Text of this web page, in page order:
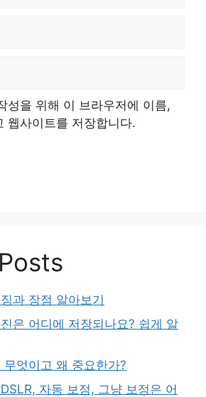
성을 위해 이 브라우저에 이름,
웹사이트를 저장합니다.
과 장점 알아보기
은 어디에 저장되나요? 쉽게 알
엇이고 왜 중요한가?
자동 보정, 그냥 보정은 어